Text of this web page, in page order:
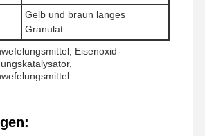
Gelb und braun langes
Granulat
Eisenoxid-